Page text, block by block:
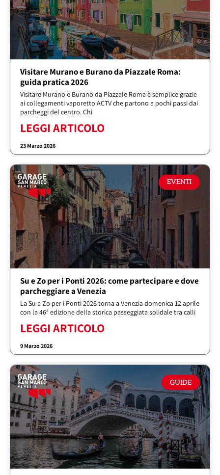
Visitare Murano e Burano da Piazzale Roma:
guida pratica 2026
Visitare Murano e Burano da Piazzale Roma è semplice grazie
ai collegamenti vaporetto ACTV che partono a pochi passi dai
parcheggi del centro. Chi
LEGGI ARTICOLO
23 Marzo 2026
EVENTI
Su e Zo per i Ponti 2026: come partecipare e dove
parcheggiare a Venezia
La Su e Zo per i Ponti 2026 torna a Venezia domenica 12 aprile
con la 46ª edizione della storica passeggiata solidale tra calli
LEGGI ARTICOLO
9 Marzo 2026
GUIDE